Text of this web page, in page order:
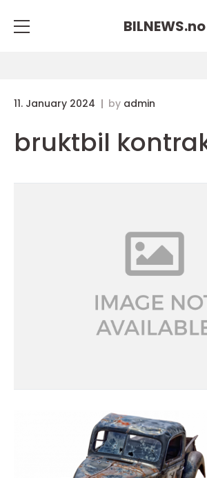
BILNEWS.no
11. January 2024 by admin
bruktbil